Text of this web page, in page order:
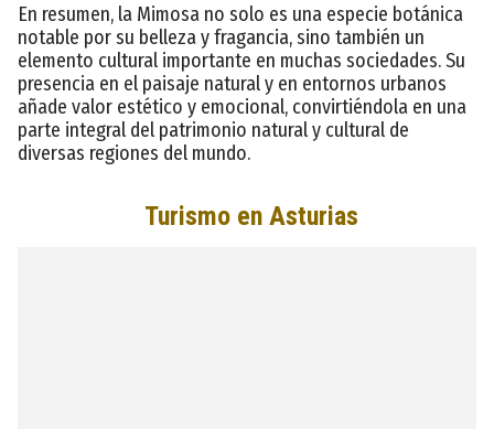
En resumen, la Mimosa no solo es una especie botánica
notable por su belleza y fragancia, sino también un
elemento cultural importante en muchas sociedades. Su
presencia en el paisaje natural y en entornos urbanos
añade valor estético y emocional, convirtiéndola en una
parte integral del patrimonio natural y cultural de
diversas regiones del mundo.